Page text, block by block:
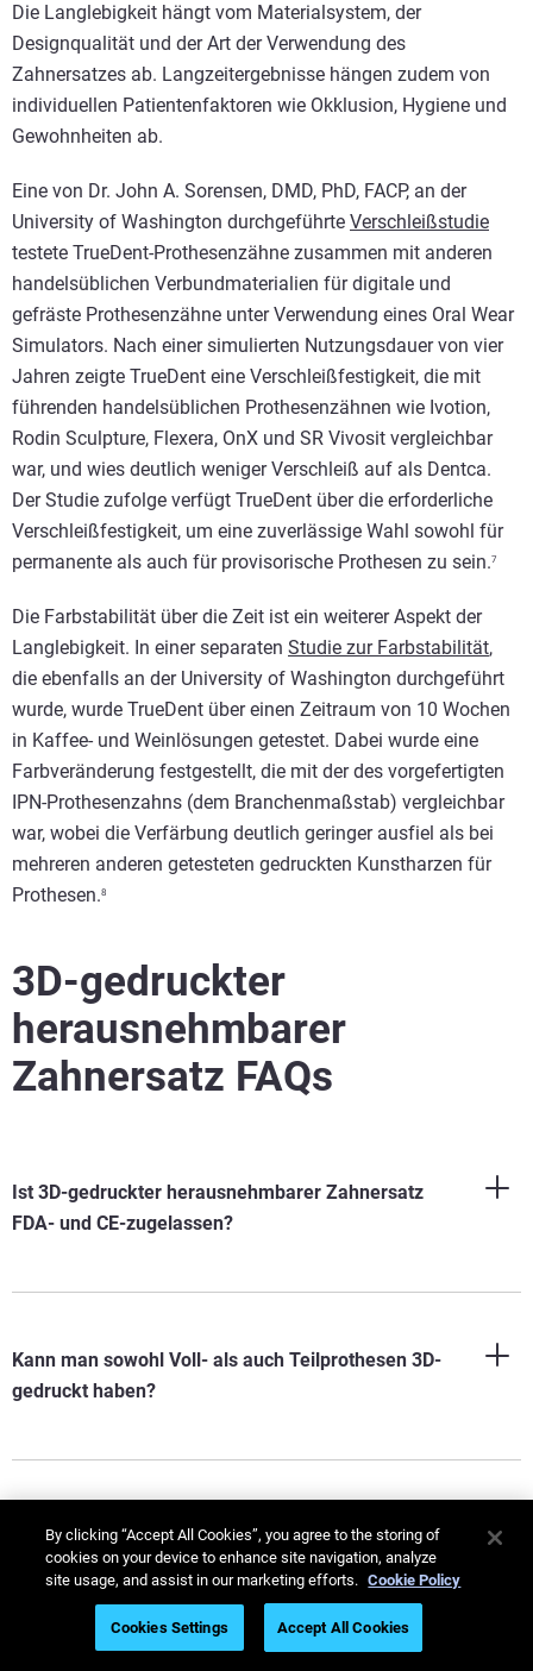
Die Langlebigkeit hängt vom Materialsystem, der
Designqualität und der Art der Verwendung des
Zahnersatzes ab. Langzeitergebnisse hängen zudem von
individuellen Patientenfaktoren wie Okklusion, Hygiene und
Gewohnheiten ab.
Eine von Dr. John A. Sorensen, DMD, PhD, FACP, an der
University of Washington durchgeführte Verschleißstudie
testete TrueDent-Prothesenzähne zusammen mit anderen
handelsüblichen Verbundmaterialien für digitale und
gefräste Prothesenzähne unter Verwendung eines Oral Wear
Simulators. Nach einer simulierten Nutzungsdauer von vier
Jahren zeigte TrueDent eine Verschleißfestigkeit, die mit
führenden handelsüblichen Prothesenzähnen wie Ivotion,
Rodin Sculpture, Flexera, OnX und SR Vivosit vergleichbar
war, und wies deutlich weniger Verschleiß auf als Dentca.
Der Studie zufolge verfügt TrueDent über die erforderliche
Verschleißfestigkeit, um eine zuverlässige Wahl sowohl für
permanente als auch für provisorische Prothesen zu sein.7
Die Farbstabilität über die Zeit ist ein weiterer Aspekt der
Langlebigkeit. In einer separaten Studie zur Farbstabilität,
die ebenfalls an der University of Washington durchgeführt
wurde, wurde TrueDent über einen Zeitraum von 10 Wochen
in Kaffee- und Weinlösungen getestet. Dabei wurde eine
Farbveränderung festgestellt, die mit der des vorgefertigten
IPN-Prothesenzahns (dem Branchenmaßstab) vergleichbar
war, wobei die Verfärbung deutlich geringer ausfiel als bei
mehreren anderen getesteten gedruckten Kunstharzen für
Prothesen.8
3D-gedruckter
herausnehmbarer
Zahnersatz FAQs
Ist 3D-gedruckter herausnehmbarer Zahnersatz
FDA- und CE-zugelassen?
Kann man sowohl Voll- als auch Teilprothesen 3D-
gedruckt haben?
Wie lange halten 3D-gedruckte herausnehmbare
Prothesen?
By clicking “Accept All Cookies”, you agree to the storing of
cookies on your device to enhance site navigation, analyze
site usage, and assist in our marketing efforts. Cookie Policy
Cookies Settings Accept All Cookies